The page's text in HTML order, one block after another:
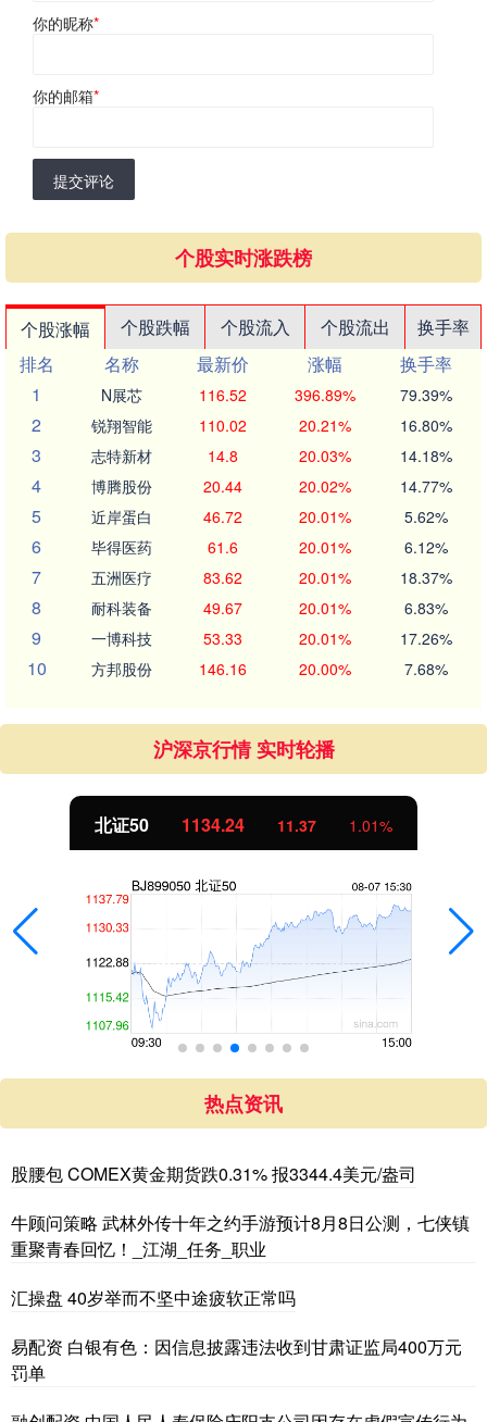
你的昵称*
你的邮箱*
提交评论
个股实时涨跌榜
个股涨幅 个股跌幅 个股流入 个股流出
换手率
排名
名称 最新价 涨幅
换手率
1
N展芯 116.52 396.89% 79.39%
2 锐翔智能 110.02 20.21% 16.80%
3 志特新材 14.8 20.03% 14.18%
4 博腾股份 20.44 20.02% 14.77%
5 近岸蛋白 46.72 20.01% 5.62%
6 毕得医药 61.6 20.01% 6.12%
7 五洲医疗 83.62 20.01% 18.37%
8 耐科装备 49.67 20.01% 6.83%
9 一博科技 53.33 20.01% 17.26%
10 方邦股份 146.16 20.00% 7.68%
沪深京行情 实时轮播
北证50 1134.24 11.37 1.01%
热点资讯
股腰包 COMEX黄金期货跌0.31% 报3344.4美元/盎司
牛顾问策略 武林外传十年之约手游预计8月8日公测，七侠镇
重聚青春回忆！_江湖_任务_职业
汇操盘 40岁举而不坚中途疲软正常吗
易配资 白银有色：因信息披露违法收到甘肃证监局400万元
罚单